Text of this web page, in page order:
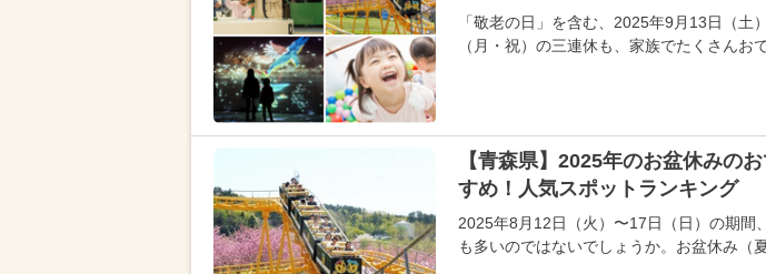
「敬老の日」を含む、2025年9月13日（土
（月・祝）の三連休も、家族でたくさんお
【青森県】2025年のお盆休みの
すめ！人気スポットランキング
2025年8月12日（火）〜17日（日）の期間
も多いのではないでしょうか。お盆休み（